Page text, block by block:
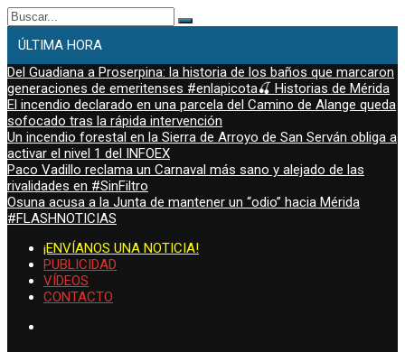
Buscar:
ÚLTIMA HORA
Del Guadiana a Proserpina: la historia de los baños que marcaron
generaciones de emeritenses #enlapicota🍒 Historias de Mérida
El incendio declarado en una parcela del Camino de Alange queda
sofocado tras la rápida intervención
Un incendio forestal en la Sierra de Arroyo de San Serván obliga a
activar el nivel 1 del INFOEX
Paco Vadillo reclama un Carnaval más sano y alejado de las
rivalidades en #SinFiltro
Osuna acusa a la Junta de mantener un “odio” hacia Mérida
#FLASHNOTICIAS
¡ENVÍANOS UNA NOTICIA!
PUBLICIDAD
VÍDEOS
CONTACTO